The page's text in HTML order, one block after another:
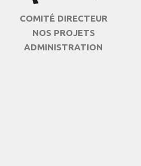
COMITÉ DIRECTEUR
NOS PROJETS
ADMINISTRATION